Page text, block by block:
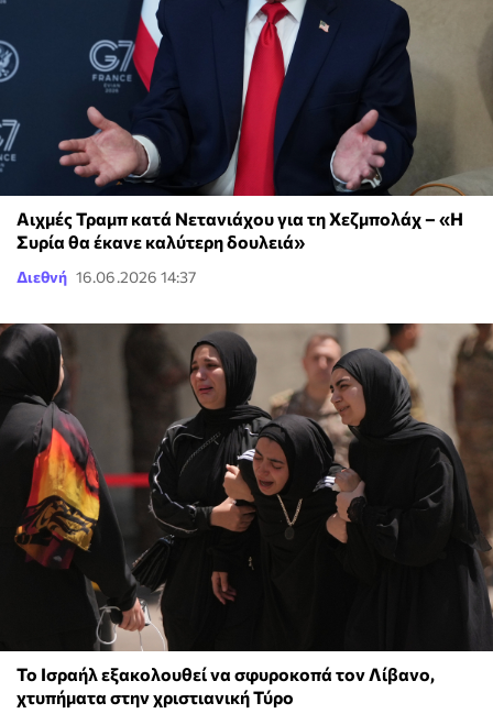
Αιχμές Τραμπ κατά Νετανιάχου για τη Χεζμπολάχ – «Η
Συρία θα έκανε καλύτερη δουλειά»
Διεθνή 16.06.2026 14:37
Το Ισραήλ εξακολουθεί να σφυροκοπά τον Λίβανο,
χτυπήματα στην χριστιανική Τύρο